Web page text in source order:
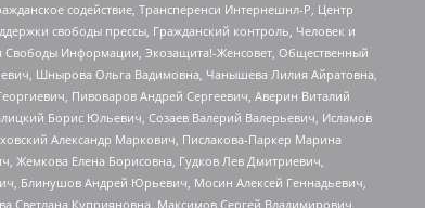
содействие, Трансперенси Интернешнл-Р, Центр
свободы прессы, Гражданский контроль, Человек и
Свободы Информации, Экозащита!-Женсовет, Общественный
Шнырова Ольга Вадимовна, Чанышева Лилия Айратовна,
Пивоваров Андрей Сергеевич, Аверин Виталий
Борис Юльевич, Созаев Валерий Валерьевич, Исламов
Александр Маркович, Пислакова-Паркер Марина
Жемкова Елена Борисовна, Гудков Лев Дмитриевич,
Блинушов Андрей Юрьевич, Мосин Алексей Геннадьевич,
Светлана Куприяновна, Максимов Сергей Владимирович,